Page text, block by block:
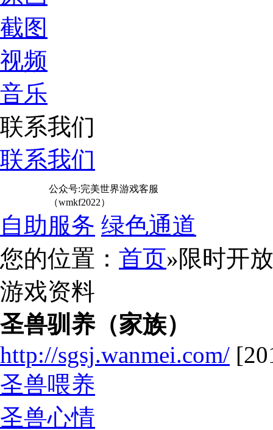
截图
视频
音乐
联系我们
联系我们
公众号:完美世界游戏客服
（wmkf2022）
自助服务 绿色通道
您的位置： 首页»限时开放
游戏资料
圣兽驯养（家族）
http://sgsj.wanmei.com/
圣兽喂养
圣兽心情